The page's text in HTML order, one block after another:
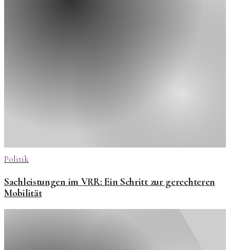
Politik
Sachleistungen im VRR: Ein Schritt zur gerechteren
Mobilität